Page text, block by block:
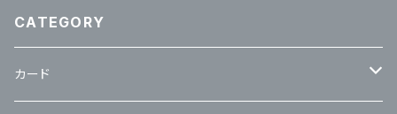
CATEGORY
カード